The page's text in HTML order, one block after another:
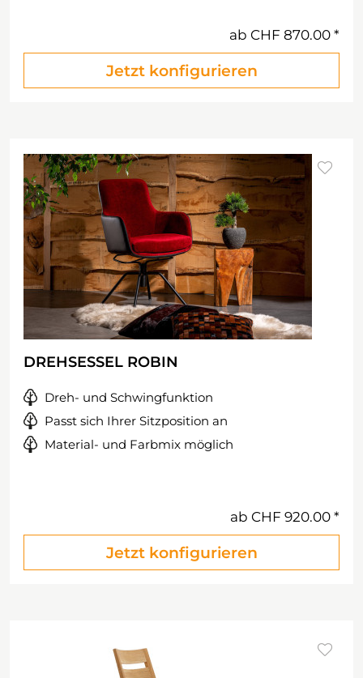
ab CHF 870.00
Jetzt konfigurieren
DREHSESSEL ROBIN
Dreh- und Schwingfunktion
Passt sich Ihrer Sitzposition an
Material- und Farbmix möglich
ab CHF 920.00
Jetzt konfigurieren